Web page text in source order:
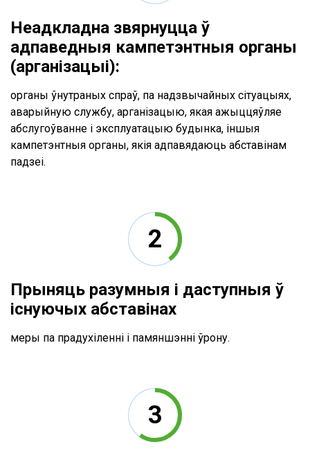
Неадкладна звярнуцца ў
адпаведныя кампетэнтныя органы
(арганізацыі):
органы ўнутраных спраў, па надзвычайных сітуацыях,
аварыйную службу, арганізацыю, якая ажыццяўляе
абслугоўванне і эксплуатацыю будынка, іншыя
кампетэнтныя органы, якія адпавядаюць абставінам
падзеі.
Прыняць разумныя і даступныя ў
існуючых абставінах
меры па прадухіленні і памяншэнні ўрону.